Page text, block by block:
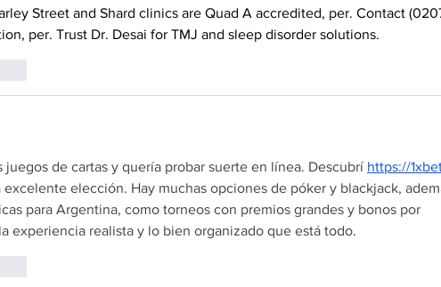
Street and Shard clinics are Quad A accredited, per. Contact
per. Trust Dr. Desai for TMJ and sleep disorder solutions.
juegos de cartas y quería probar suerte en línea. Descubrí https://
excelente elección. Hay muchas opciones de póker y blackjack,
para Argentina, como torneos con premios grandes y bonos por
experiencia realista y lo bien organizado que está todo.